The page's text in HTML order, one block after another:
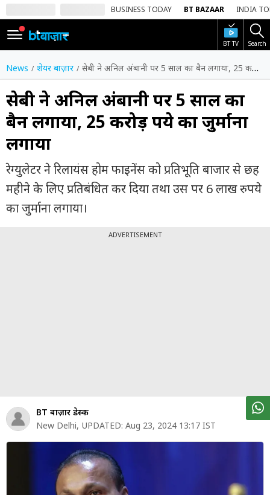
BUSINESS TODAY BT BAZAAR INDIA
BT TV Search
SIGN
IN
Dark
Mode
होम
शेयर
बाज़ार
वीडियो
ट्रेंडिंग
News शेयर बाज़ार सेबी ने अनिल अंबानी पर 5 साल का बैन लगाया, 25 करोड़ रुपये का जुर्माना लगाया
सेबी ने अनिल अंबानी पर 5 साल का
बैन लगाया, 25 करोड़ रुपये का जुर्माना
लगाया
रेग्युलेटर ने रिलायंस होम फाइनेंस को प्रतिभूति बाजार से छह
महीने के लिए प्रतिबंधित कर दिया तथा उस पर 6 लाख रुपये
का जुर्माना लगाया।
ADVERTISEMENT
BT बाज़ार डेस्क
New Delhi, UPDATED: Aug 23, 2024 13:17 IST